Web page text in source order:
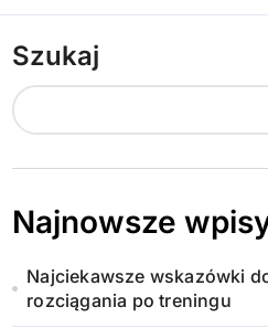
Szukaj
Najnowsze
Najciekawsze wskazówki
rozciągania po treningu